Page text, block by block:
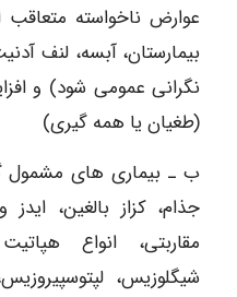
عوارض ناخواسته
بیمارستان، آبسه، لنف
نگرانی عمومی شود) و
(طغیان یا همه گیری)
ب ـ بیماری های مشمول
مقاربتی، انواع
شیگلوزیس،